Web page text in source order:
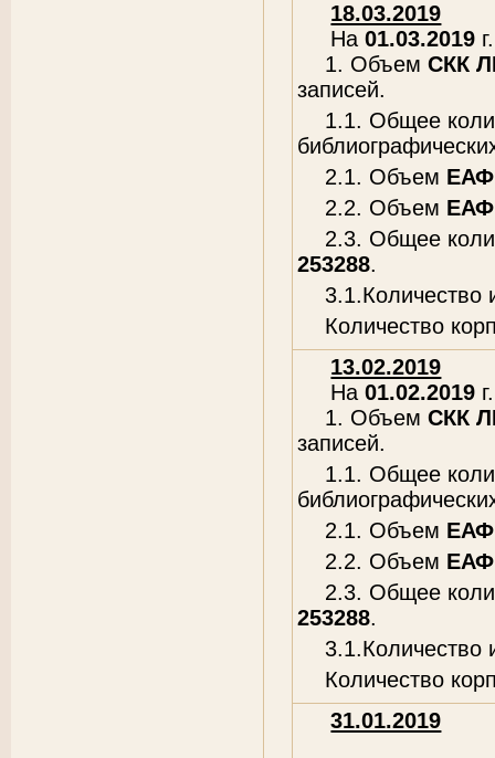
18.03.2019
На01.03.2019 г.
1. ОбъемСКК
записей.
1.1. Общее
2.1. Объем
2.2. Объем
2.3. Общее
253288.
3.1.Количество
Количество
13.02.2019
На01.02.2019 г.
1. ОбъемСКК
записей.
1.1. Общее
2.1. Объем
2.2. Объем
2.3. Общее
253288.
3.1.Количество
Количество
31.01.2019